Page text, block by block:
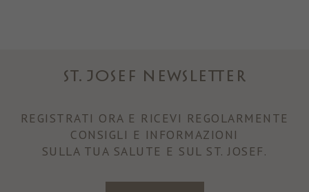
ST. JOSEF NEWSLETTER
REGISTRATI ORA E RICEVI REGOLARMENTE
CONSIGLI E INFORMAZIONI
SULLA TUA SALUTE E SUL ST. JOSEF.